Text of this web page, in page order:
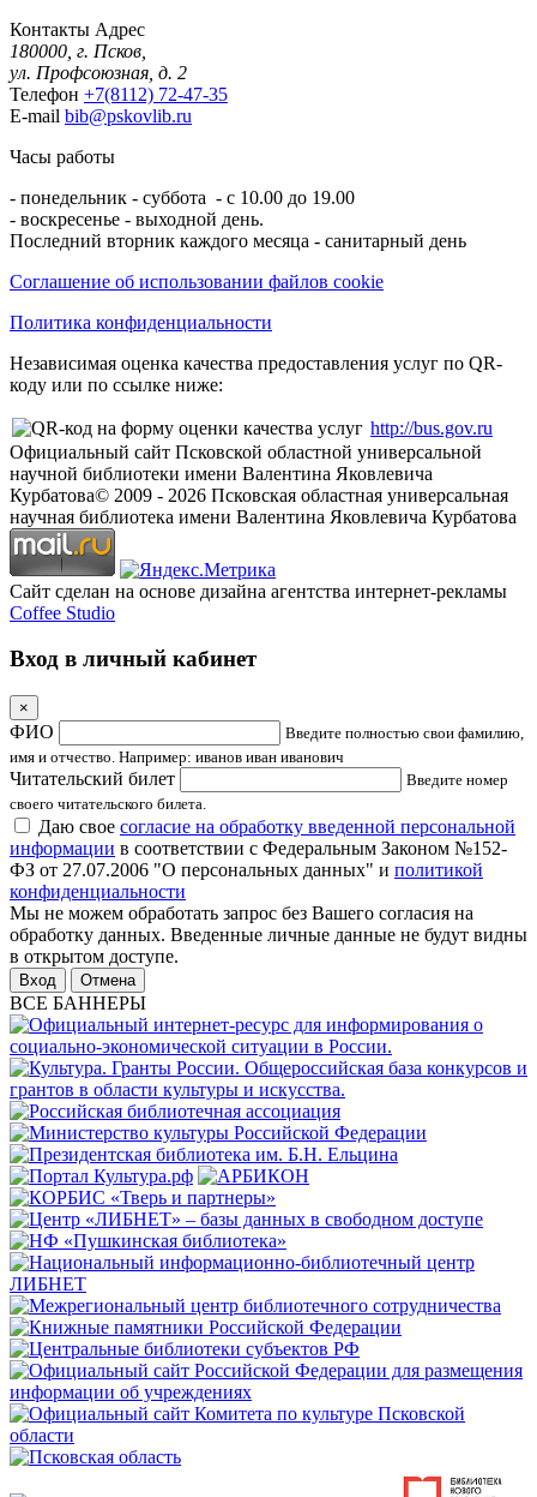
Контакты Адрес
180000, г. Псков,
ул. Профсоюзная, д. 2
Телефон +7(8112) 72-47-35
E-mail bib@pskovlib.ru
Часы работы
- понедельник - суббота - с 10.00 до 19.00
- воскресенье - выходной день.
Последний вторник каждого месяца - санитарный день
Соглашение об использовании файлов cookie
Политика конфиденциальности
Независимая оценка качества предоставления услуг по QR-
коду или по ссылке ниже:
http://bus.gov.ru
Официальный сайт Псковской областной универсальной
научной библиотеки имени Валентина Яковлевича
Курбатова© 2009 - 2026 Псковская областная универсальная
научная библиотека имени Валентина Яковлевича Курбатова
Сайт сделан на основе дизайна агентства интернет-рекламы
Coffee Studio
Вход в личный кабинет
×
ФИО
Введите полностью свои фамилию,
имя и отчество. Например: иванов иван иванович
Читательский билет
Введите номер
своего читательского билета.
Даю свое согласие на обработку введенной персональной
информации в соответствии с Федеральным Законом №152-
ФЗ от 27.07.2006 "О персональных данных" и политикой
конфиденциальности
Мы не можем обработать запрос без Вашего согласия на
обработку данных. Введенные личные данные не будут видны
в открытом доступе.
Отмена
ВСЕ БАННЕРЫ